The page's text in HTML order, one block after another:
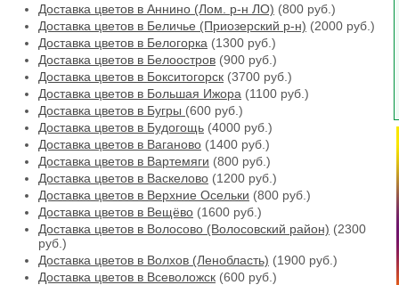
Доставка цветов в Аннино (Лом. р-н ЛО) (800 руб.)
Доставка цветов в Беличье (Приозерский р-н) (2000 руб.)
Доставка цветов в Белогорка (1300 руб.)
Доставка цветов в Белоостров (900 руб.)
Доставка цветов в Бокситогорск (3700 руб.)
Доставка цветов в Большая Ижора (1100 руб.)
Доставка цветов в Бугры (600 руб.)
Доставка цветов в Будогощь (4000 руб.)
Доставка цветов в Ваганово (1400 руб.)
Доставка цветов в Вартемяги (800 руб.)
Доставка цветов в Васкелово (1200 руб.)
Доставка цветов в Верхние Осельки (800 руб.)
Доставка цветов в Вещёво (1600 руб.)
Доставка цветов в Волосово (Волосовский район) (2300
руб.)
Доставка цветов в Волхов (Ленобласть) (1900 руб.)
Доставка цветов в Всеволожск (600 руб.)